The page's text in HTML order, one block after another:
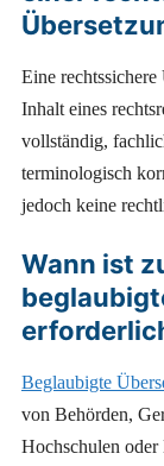
Eine
Inhalt eines
vollständig,
terminologisch
jedoch keine
Wann ist
Beglaubigte
von Behörden,
Hochschulen